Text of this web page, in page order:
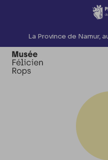
Accèder directement
La Province de Namur,